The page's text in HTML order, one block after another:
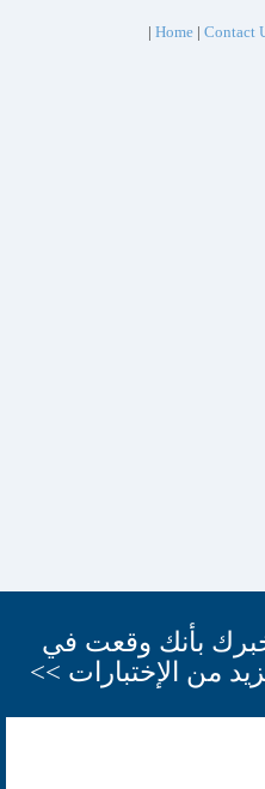
Home|
|
بأنك وقعت في
من الإختبارات >>